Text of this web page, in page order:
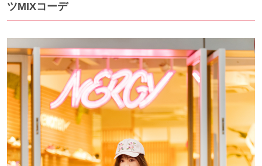
ツMIXコーデ